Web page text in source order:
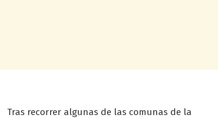
Tras recorrer algunas de las comunas de la